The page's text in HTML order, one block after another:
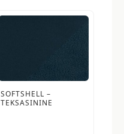
SOFTSHELL –
TEKSASININE